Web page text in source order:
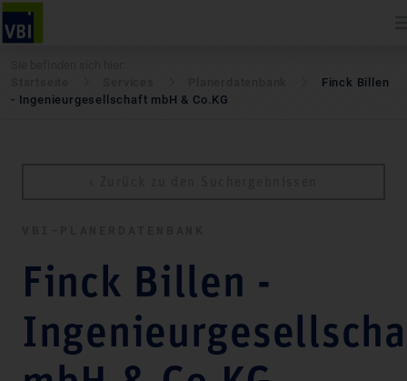
Finck Billen
- Ingenieurgesellschaft mbH & Co.KG
Finck Billen -